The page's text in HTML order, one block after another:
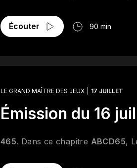
Écouter 90 min
LE GRAND MAÎTRE DES JEUX 17 JUILLET
Émission du 16
465. Dans ce chapitre ABCD65,